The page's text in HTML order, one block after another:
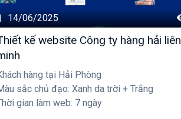
14/06/2025
kế website Công ty hàng hải liên
hàng tại Hải Phòng
sắc chủ đạo: Xanh da trời + Trắng
gian làm web: 7 ngày